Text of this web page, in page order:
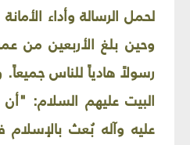
لحمل الرسالة وأداء
وحين بلغ الأربعين من
رسولاً هادياً للناس
البيت عليهم السلام:
عليه وآله بُعث